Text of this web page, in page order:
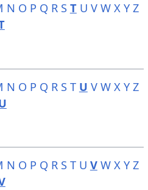
N O P Q R S T U V W X Y Z
N O P Q R S T U V W X Y Z
N O P Q R S T U V W X Y Z